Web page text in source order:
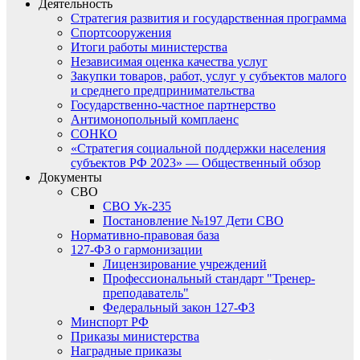
Деятельность
Стратегия развития и государственная программа
Спортсооружения
Итоги работы министерства
Независимая оценка качества услуг
Закупки товаров, работ, услуг у субъектов малого
и среднего предпринимательства
Государственно-частное партнерство
Антимонопольный комплаенс
СОНКО
«Стратегия социальной поддержки населения
субъектов РФ 2023» — Общественный обзор
Документы
СВО
СВО Ук-235
Постановление №197 Дети СВО
Нормативно-правовая база
127-ФЗ о гармонизации
Лицензирование учреждений
Профессиональный стандарт "Тренер-
преподаватель"
Федеральный закон 127-ФЗ
Минспорт РФ
Приказы министерства
Наградные приказы